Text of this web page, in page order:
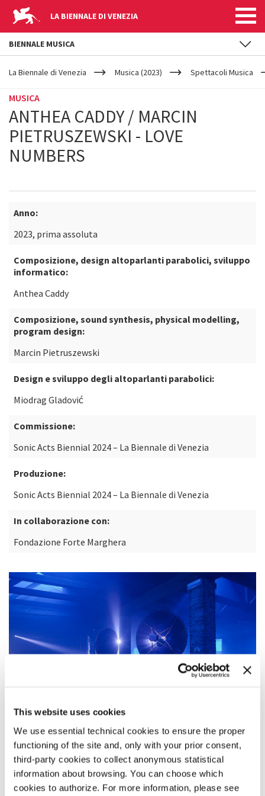
This website uses cookies
We use essential technical cookies to ensure the proper
functioning of the site and, only with your prior consent,
third-party cookies to collect anonymous statistical
information about browsing. You can choose which
cookies to authorize. For more information, please see
LA BIENNALE DI VENEZIA
YOUR
ARE
La Biennale di Venezia Musica (2023) Spettacoli Musica
MUSICA
ANTHEA CADDY / MARCIN
PIETRUSZEWSKI - LOVE
NUMBERS
Anno:
2023, prima assoluta
Composizione, design altoparlanti parabolici, sviluppo
informatico:
Anthea Caddy
Composizione, sound synthesis, physical modelling,
program design:
Marcin Pietruszewski
Design e sviluppo degli altoparlanti parabolici:
Miodrag Gladović
Commissione:
Sonic Acts Biennial 2024 – La Biennale di Venezia
Produzione:
Sonic Acts Biennial 2024 – La Biennale di Venezia
In collaborazione con:
Fondazione Forte Marghera
DESCRIZIONE
Love Numbersè un’installazione che esplora le forze
BIENNALE MUSICA